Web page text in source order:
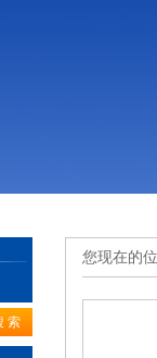
您现在的位